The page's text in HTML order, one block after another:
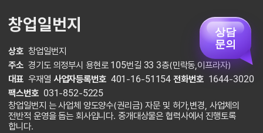
창업일번지
상호 창업일번지
주소 경기도 의정부시 용현로 105번길 33 3층(민락동,이프라자)
대표 우재열 사업자등록번호 401-16-51154 전화번호 1644-3020
팩스번호 031-852-5225
창업일번지 는 사업체 양도양수(권리금) 자문 및 허가,변경, 사업체의
전반적 운영을 돕는 회사입니다. 중개대상물은 협력사에서 진행토록
합니다.
상담
문의